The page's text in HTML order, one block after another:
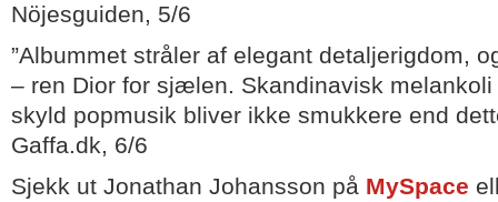
Nöjesguiden, 5/6
”Albummet stråler af elegant detaljerigdom,
– ren Dior for sjælen. Skandinavisk
skyld popmusik bliver ikke smukkere end
Gaffa.dk, 6/6
Sjekk ut Jonathan Johansson på MySpace